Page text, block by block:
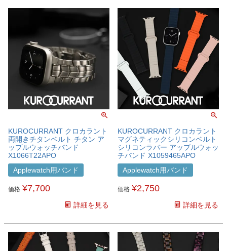
KUROCURRANT クロカラント
両開きチタンベルト チタン ア
ップルウォッチバンド
X1066T22APO
Applewatch用バンド
価格 ¥7,700
詳細を見る
KUROCURRANT クロカラント
マグネティックシリコンベルト
シリコンラバー アップルウォッ
チバンド X1059465APO
Applewatch用バンド
価格 ¥2,750
詳細を見る